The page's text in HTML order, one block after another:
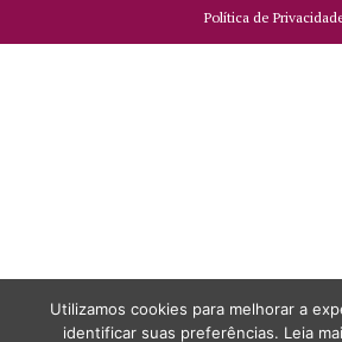
Política de
Utilizamos cookies para melhorar a
identificar suas preferências. Leia